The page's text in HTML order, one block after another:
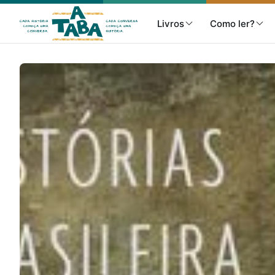
Livros Como ler?
Resenhas
Clube de Leitores
Listas
Como ler?